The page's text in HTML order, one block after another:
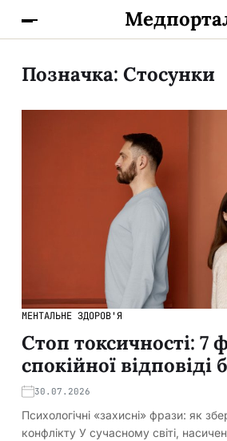
Позначка: Стосунки
МЕНТАЛЬНЕ ЗДОРОВ'Я
Стоп токсичності: 7
спокійної відповіді
30.07.2026
Психологічні «захисні» фрази: як
конфлікту У сучасному світі,